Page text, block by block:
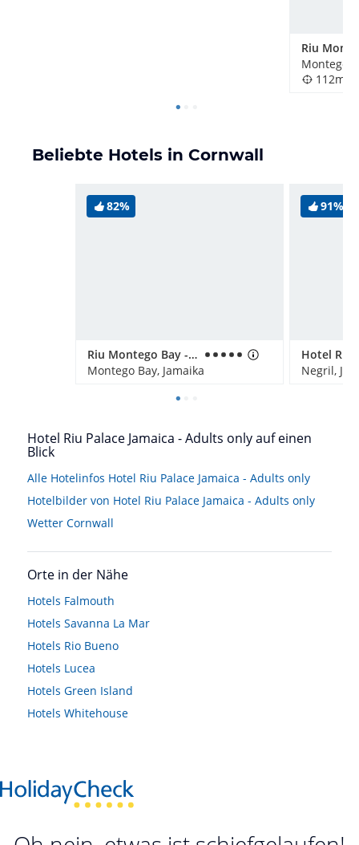
Montego
112m
Beliebte Hotels in Cornwall
82%
Riu Montego Bay - Adults Only
Montego Bay, Jamaika
91%
Negril,
Hotel Riu Palace Jamaica - Adults only auf einen
Blick
Alle Hotelinfos Hotel Riu Palace Jamaica - Adults only
Hotelbilder von Hotel Riu Palace Jamaica - Adults only
Wetter Cornwall
Orte in der Nähe
Hotels Falmouth
Hotels Savanna La Mar
Hotels Rio Bueno
Hotels Lucea
Hotels Green Island
Hotels Whitehouse